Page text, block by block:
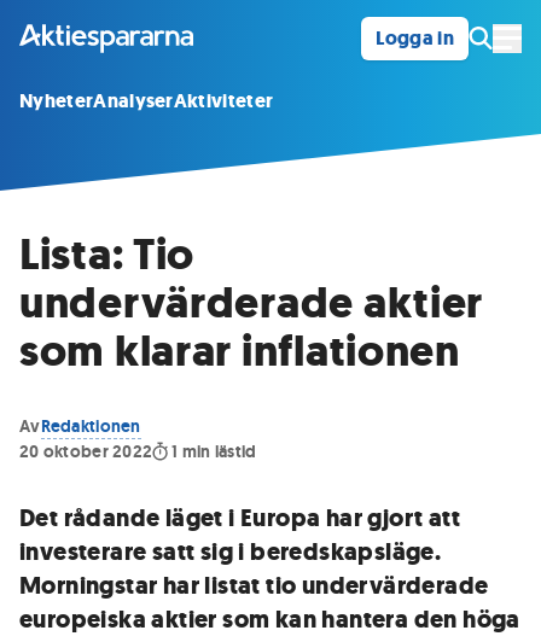
Logga in
NyheterAnalyserAktiviteter
Lista: Tio
undervärderade aktier
som klarar inflationen
AvRedaktionen
20 oktober 2022
1 min lästid
Det rådande läget i Europa har gjort att
investerare satt sig i beredskapsläge.
Morningstar har listat tio undervärderade
europeiska aktier som kan hantera den höga